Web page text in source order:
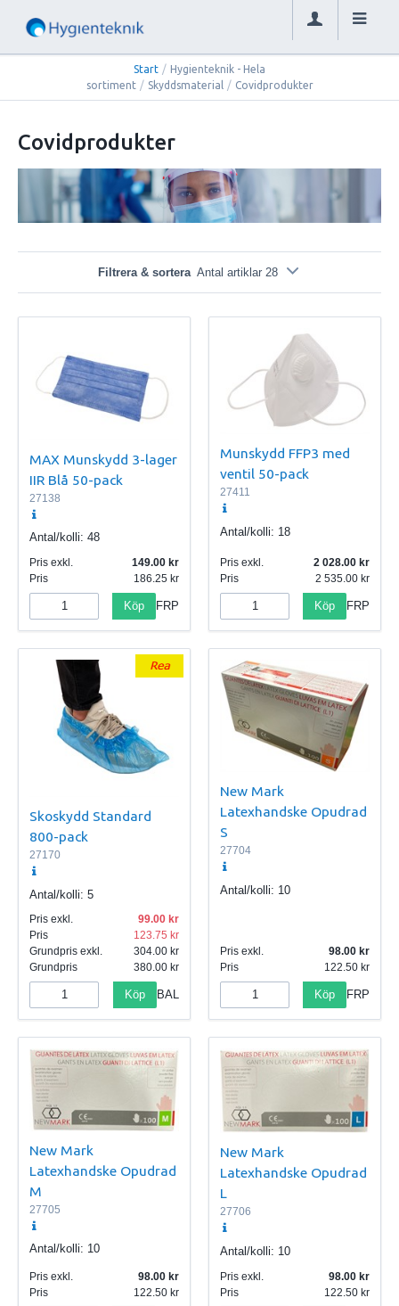
Start / Hygienteknik - Hela
sortiment / Skyddsmaterial / Covidprodukter
Covidprodukter
Filtrera & sortera Antal artiklar 28
MAX Munskydd 3-lager
IIR Blå 50-pack
27138
Antal/kolli: 48
Pris exkl.
149.00
Pris
186.25
Köp FRP
Munskydd FFP3 med
ventil 50-pack
27411
Antal/kolli: 18
Pris exkl.
2 028.00
Pris
2 535.00
Köp FRP
Skoskydd Standard
800-pack
27170
Antal/kolli: 5
Pris exkl.
99.00
Pris
123.75
Grundpris exkl.
304.00
Grundpris
380.00
Köp BAL
New Mark
Latexhandske Opudrad
S
27704
Antal/kolli: 10
Pris exkl.
98.00
Pris
122.50
Köp FRP
New Mark
Latexhandske Opudrad
M
27705
Antal/kolli: 10
Pris exkl.
98.00
Pris
122.50
New Mark
Latexhandske Opudrad
L
27706
Antal/kolli: 10
Pris exkl.
98.00
Pris
122.50